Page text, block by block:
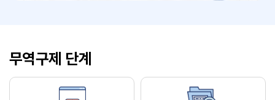
무역구제 단계